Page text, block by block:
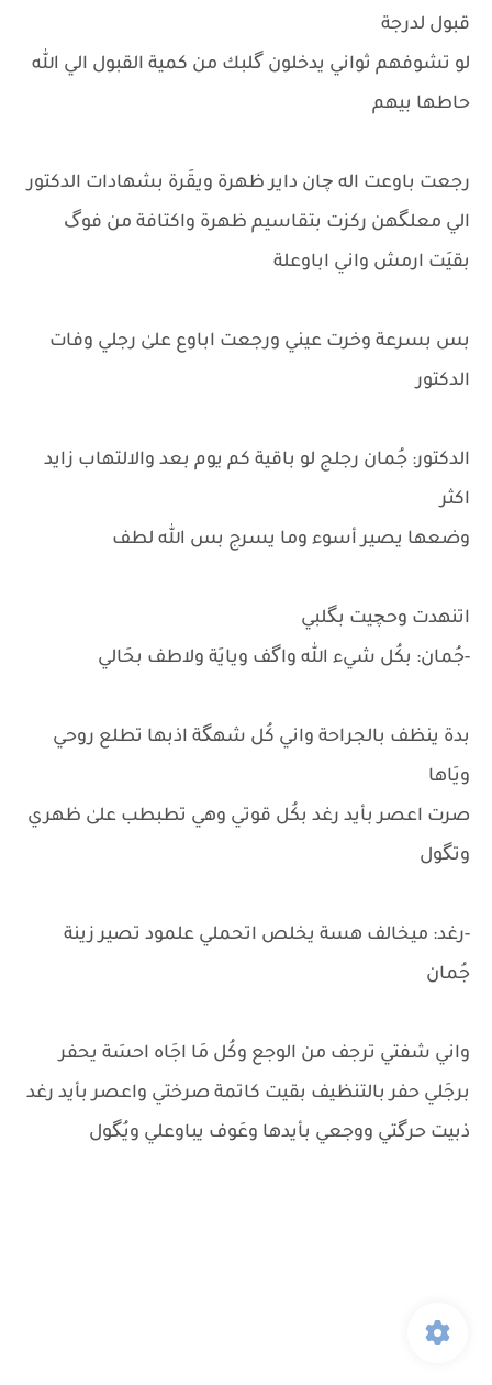
قبول لدرجة
لو تشوفهم ثواني يدخلون گلبك من كمية القبول الي الله
حاطها بيهم
رجعت باوعت اله چان داير ظهرة ويقَرة بشهادات الدكتور
الي معلگهن ركزت بتقاسيم ظهرة واكتافة من فوگ
بقيَت ارمش واني اباوعلة
بس بسرعة وخرت عيني ورجعت اباوع علىٰ رجلي وفات
الدكتور
الدكتور: جُمان رجلج لو باقية كم يوم بعد والالتهاب زايد
اكثر
وضعها يصير أسوء وما يسرج بس الله لطف
اتنهدت وحچيت بگلبي
-جُمان: بكُل شيء الله واگف ويايَة ولاطف بحَالي
بدة ينظف بالجراحة واني كُل شهگة اذبها تطلع روحي
ويَاها
صرت اعصر بأيد رغد بكُل قوتي وهي تطبطب علىٰ ظهري
وتگول
-رغد: ميخالف هسة يخلص اتحملي علمود تصير زينة
جُمان
واني شفتي ترجف من الوجع وكُل مَا اجَاه احسَة يحفر
برجَلي حفر بالتنظيف بقيت كاتمة صرختي واعصر بأيد رغد
ذبيت حرگتي ووجعي بأيدها وعَوف يباوعلي ويُگول